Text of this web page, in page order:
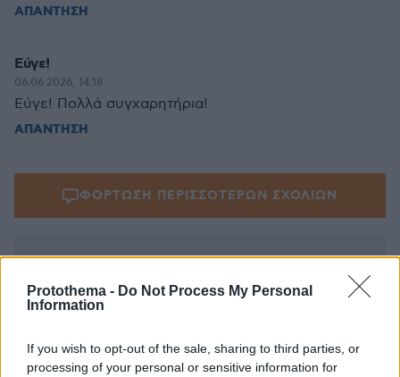
Protothema - Do Not Process My Personal
Information
If you wish to opt-out of the sale, sharing to third parties, or
processing of your personal or sensitive information for
ΑΠΑΝΤΗΣΗ
Εύγε!
06.06.2026, 14:18
Εύγε! Πολλά συγχαρητήρια!
ΑΠΑΝΤΗΣΗ
ΦΟΡΤΩΣΗ ΠΕΡΙΣΣΟΤΕΡΩΝ ΣΧΟΛΙΩΝ
ΌΝΟΜΑ *